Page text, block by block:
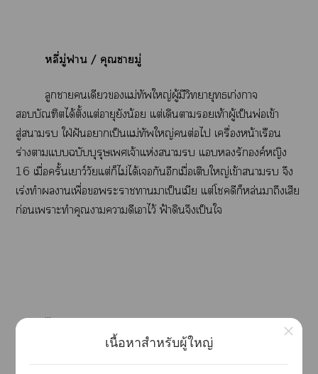
หลี่มู่า / คุณามู่
ลูกาเดียวแม่ทัพใหญ่ผู้มีวิทยายุทธเก่งกาจ
บัณฑิตได้ตั้งแต่อายุยังน้อย แต่เดินาเท้าผู้เป็นพ่อเข้า
สู่า ใฝ่ฝันาเป็นแม่ทัพใหญ่ต่อไ เครื่องหน้าเรือน
ร่างาแฉบับบุรุษเเจ้าแห่งา แรักองค์หญิง
16 เมื่อครั้นเยาว์วัยแต่ก็ไม่ได้เกันอีกเมื่อเติบใหญ่เข้าา จึง
เร่งทำานเพื่อะาาาเป็นเมีย แต่โดีก็หล่นาถึงเสีย
ก่อนเาะทำคุณาาดีเาไว้ ฟ้าดินจึงเป็นใ
...
นิยายเรื่องนี้ยังไม่มีาาพล็อต เาอัพเตไม่แน่นอน
แต่ะาาาต่อให้เรื่อย ๆ ะะ
เนื้อหาสำหรับผู้ใหญ่
×